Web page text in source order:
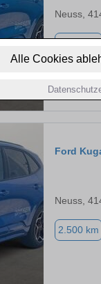
Alle Cookies
Neuss,
Ford
Neuss,
2.500 km